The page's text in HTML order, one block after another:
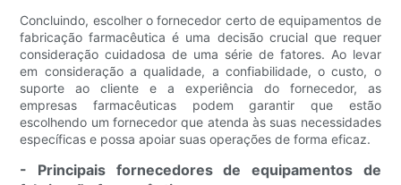
Concluindo, escolher o fornecedor certo de equipamentos de
fabricação farmacêutica é uma decisão crucial que requer
consideração cuidadosa de uma série de fatores. Ao levar
em consideração a qualidade, a confiabilidade, o custo, o
suporte ao cliente e a experiência do fornecedor, as
empresas farmacêuticas podem garantir que estão
escolhendo um fornecedor que atenda às suas necessidades
específicas e possa apoiar suas operações de forma eficaz.
- Principais fornecedores de equipamentos de